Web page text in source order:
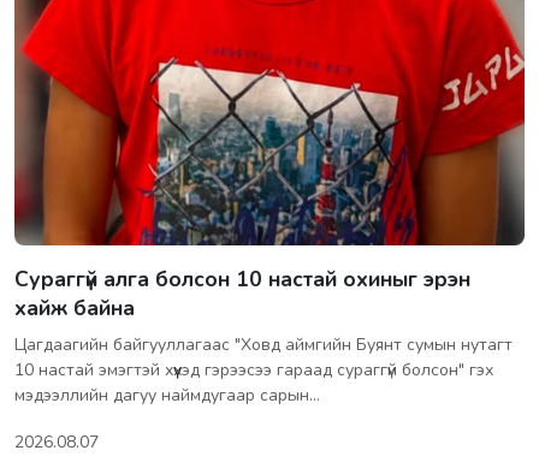
Сураггүй алга болсон 10 настай охиныг эрэн
хайж байна
Цагдаагийн байгууллагаас "Ховд аймгийн Буянт сумын нутагт
10 настай эмэгтэй хүүхэд гэрээсээ гараад сураггүй болсон" гэх
мэдээллийн дагуу наймдугаар сарын…
2026.08.07